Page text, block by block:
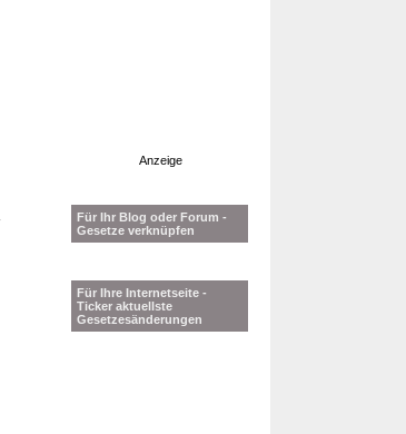
Anzeige
Für Ihr Blog oder Forum -
Gesetze verknüpfen
Für Ihre Internetseite -
Ticker aktuellste
Gesetzesänderungen